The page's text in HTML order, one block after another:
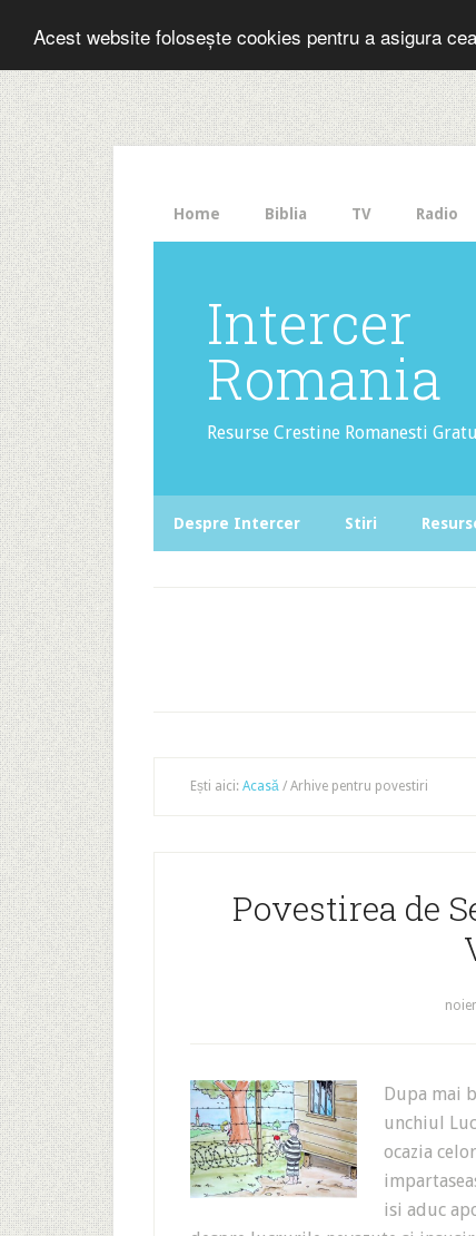
Acest website folosește cookies pentru a asigura
The
HelloBar
- a
little
bar
that
gets
noticed!
Home Biblia TV Radio
Intercer
Romania
Resurse Crestine Romanesti
Despre Intercer Stiri
Ești aici: Acasă / Arhive pentru povestiri
Povestirea de
Dupa mai
unchiul
ocazia
isi aduc